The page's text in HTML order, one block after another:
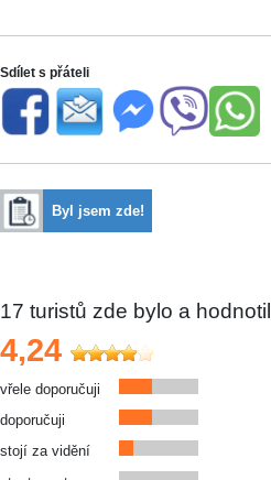
Sdílet s přáteli
Byl jsem zde!
17 turistů zde bylo a
4,24
vřele doporučuji
doporučuji
stojí za vidění